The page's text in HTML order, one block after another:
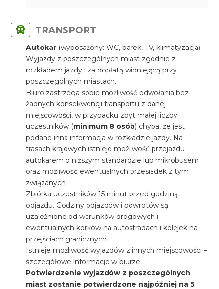
TRANSPORT
Autokar (wyposażony: WC, barek, TV, klimatyzacja).
Wyjazdy z poszczególnych miast zgodnie z
rozkładem jazdy i za dopłatą widniejącą przy
poszczególnych miastach.
Biuro zastrzega sobie możliwość odwołania bez
żadnych konsekwencji transportu z danej
miejscowości, w przypadku zbyt małej liczby
uczestników (minimum 8 osób) chyba, że jest
podane inna informacja w rozkładzie jazdy. Na
trasach krajowych istnieje możliwość przejazdu
autokarem o niższym standardzie lub mikrobusem
oraz możliwość ewentualnych przesiadek z tym
związanych.
Zbiórka uczestników 15 minut przed godziną
odjazdu. Godziny odjazdów i powrotów są
uzależnione od warunków drogowych i
ewentualnych korków na autostradach i kolejek na
przejściach granicznych.
Istnieje możliwość wyjazdów z innych miejscowości –
szczegółowe informacje w biurze.
Potwierdzenie wyjazdów z poszczególnych
miast zostanie potwierdzone najpóźniej na 5